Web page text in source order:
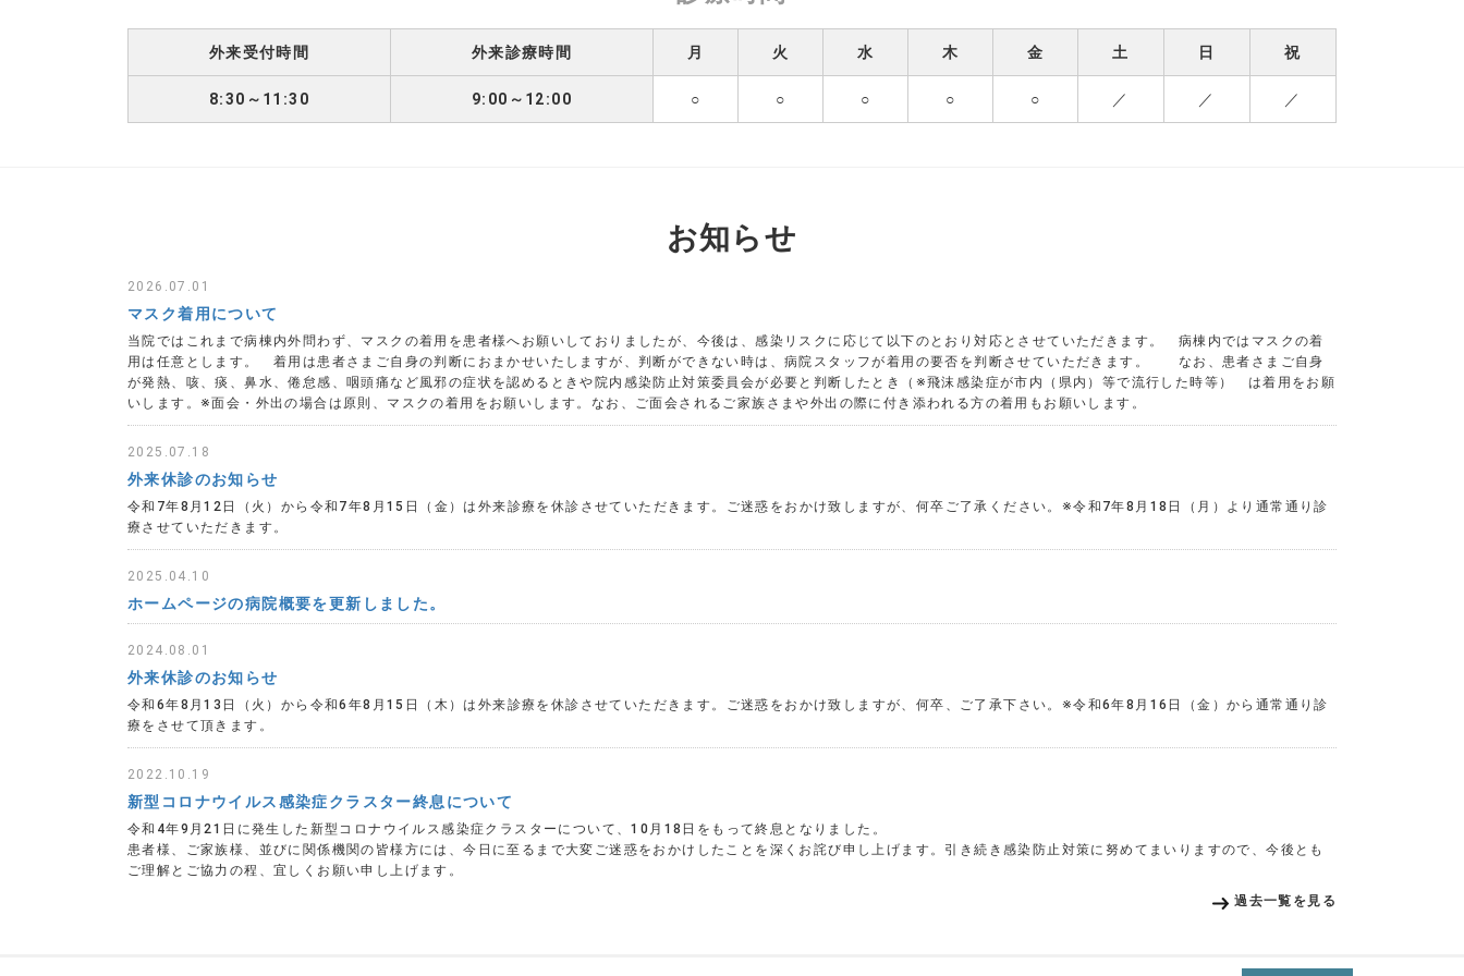
外来受付時間 外来診療時間 月 火 水 木 金 土 日 祝
8:30～11:30 9:00～12:00 ○ ○ ○ ○ ○ ／ ／ ／
お知らせ
2026.07.01
マスク着用について
当院ではこれまで病棟内外問わず、マスクの着用を患者様へお願いしておりましたが、今後は、感染リスクに応じて以下のとおり対応とさせていただきます。 病棟内ではマスクの着
用は任意とします。 着用は患者さまご自身の判断におまかせいたしますが、判断ができない時は、病院スタッフが着用の要否を判断させていただきます。 なお、患者さまご自身
が発熱、咳、痰、鼻水、倦怠感、咽頭痛など風邪の症状を認めるときや院内感染防止対策委員会が必要と判断したとき（※飛沫感染症が市内（県内）等で流行した時等） は着用をお願
いします。※面会・外出の場合は原則、マスクの着用をお願いします。なお、ご面会されるご家族さまや外出の際に付き添われる方の着用もお願いします。
2025.07.18
外来休診のお知らせ
令和7年8月12日（火）から令和7年8月15日（金）は外来診療を休診させていただきます。ご迷惑をおかけ致しますが、何卒ご了承ください。※令和7年8月18日（月）より通常通り診
療させていただきます。
2025.04.10
ホームページの病院概要を更新しました。
2024.08.01
外来休診のお知らせ
令和6年8月13日（火）から令和6年8月15日（木）は外来診療を休診させていただきます。ご迷惑をおかけ致しますが、何卒、ご了承下さい。※令和6年8月16日（金）から通常通り診
療をさせて頂きます。
2022.10.19
新型コロナウイルス感染症クラスター終息について
令和4年9月21日に発生した新型コロナウイルス感染症クラスターについて、10月18日をもって終息となりました。
患者様、ご家族様、並びに関係機関の皆様方には、今日に至るまで大変ご迷惑をおかけしたことを深くお詫び申し上げます。引き続き感染防止対策に努めてまいりますので、今後とも
ご理解とご協力の程、宜しくお願い申し上げます。
過去一覧を見る